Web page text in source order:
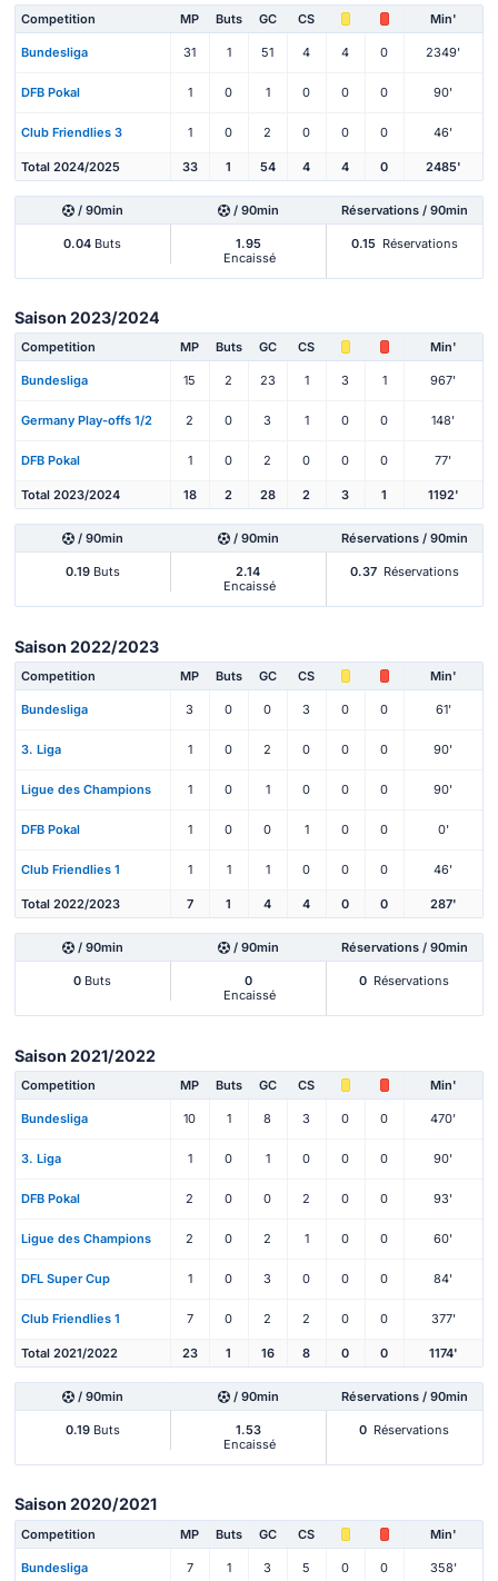
Competition MP Buts GC CS Min'
Bundesliga 31 1 51 4 4 0 2349'
DFB Pokal 1 0 1 0 0 0 90'
Club Friendlies 3 1 0 2 0 0 0 46'
Total 2024/2025 33 1 54 4 4 0 2485'
/ 90min / 90min Réservations / 90min
0.04 Buts
1.95
Encaissé
0.15 Réservations
Saison 2023/2024
Competition MP Buts GC CS Min'
Bundesliga 15 2 23 1 3 1 967'
Germany Play-offs 1/2 2 0 3 1 0 0 148'
DFB Pokal 1 0 2 0 0 0 77'
Total 2023/2024 18 2 28 2 3 1 1192'
/ 90min / 90min Réservations / 90min
0.19Buts
2.14
Encaissé
0.37 Réservations
Saison 2022/2023
Competition MP Buts GC CS Min'
Bundesliga 3 0 0 3 0 0 61'
3. Liga 1 0 2 0 0 0 90'
Ligue des Champions 1 0 1 0 0 0 90'
DFB Pokal 1 0 0 1 0 0 0'
Club Friendlies 1 1 1 1 0 0 0 46'
Total 2022/2023 7 1 4 4 0 0 287'
/ 90min / 90min Réservations / 90min
0 Buts
0
Encaissé
0 Réservations
Saison 2021/2022
Competition MP Buts GC CS Min'
Bundesliga 10 1 8 3 0 0 470'
3. Liga 1 0 1 0 0 0 90'
DFB Pokal 2 0 0 2 0 0 93'
Ligue des Champions 2 0 2 1 0 0 60'
DFL Super Cup 1 0 3 0 0 0 84'
Club Friendlies 1 7 0 2 2 0 0 377'
Total 2021/2022 23 1 16 8 0 0 1174'
/ 90min / 90min Réservations / 90min
0.19Buts
1.53
Encaissé
0 Réservations
Saison 2020/2021
Competition MP Buts GC CS Min'
Bundesliga 7 1 3 5 0 0 358'